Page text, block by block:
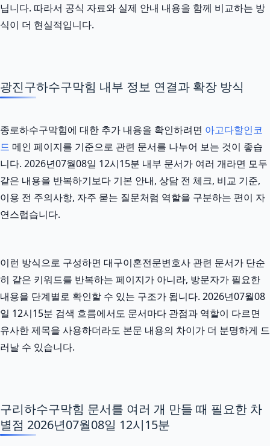
닙니다. 따라서 공식 자료와 실제 안내 내용을 함께 비교하는 방
식이 더 현실적입니다.
광진구하수구막힘 내부 정보 연결과 확장 방식
종로하수구막힘에 대한 추가 내용을 확인하려면 아고다할인코
드 메인 페이지를 기준으로 관련 문서를 나누어 보는 것이 좋습
니다. 2026년07월08일 12시15분 내부 문서가 여러 개라면 모두
같은 내용을 반복하기보다 기본 안내, 상담 전 체크, 비교 기준,
이용 전 주의사항, 자주 묻는 질문처럼 역할을 구분하는 편이 자
연스럽습니다.
이런 방식으로 구성하면 대구이혼전문변호사 관련 문서가 단순
히 같은 키워드를 반복하는 페이지가 아니라, 방문자가 필요한
내용을 단계별로 확인할 수 있는 구조가 됩니다. 2026년07월08
일 12시15분 검색 흐름에서도 문서마다 관점과 역할이 다르면
유사한 제목을 사용하더라도 본문 내용의 차이가 더 분명하게 드
러날 수 있습니다.
구리하수구막힘 문서를 여러 개 만들 때 필요한 차
별점 2026년07월08일 12시15분